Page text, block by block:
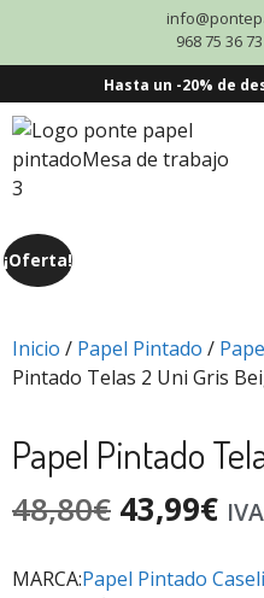
968 75 36
Hasta un -20% de
¡Oferta!
Inicio / Papel Pintado /
Pintado Telas 2 Uni Gris
Papel Pintado
48,80€ 43,99€
MARCA:Papel Pintado